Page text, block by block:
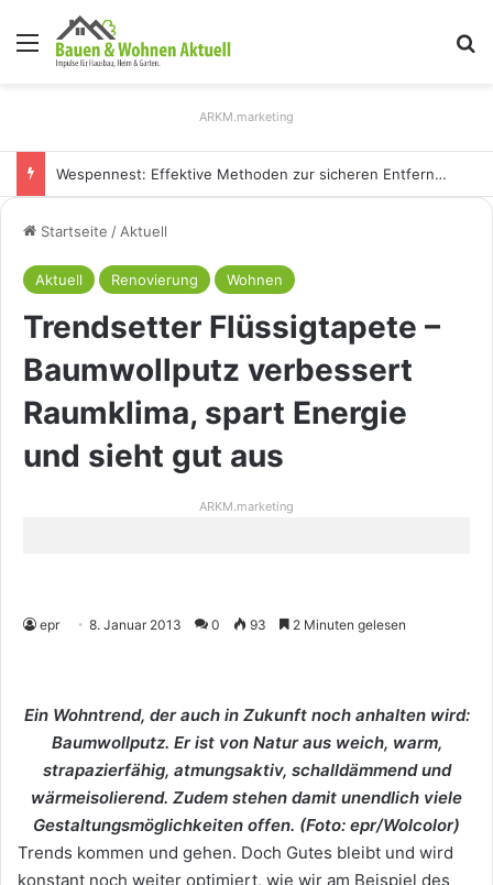
Menü
ARKM.marketing
Wespennest: Effektive Methoden zur sicheren Entfernung
Startseite / Aktuell
Aktuell Renovierung Wohnen
Trendsetter Flüssigtapete –
Baumwollputz verbessert
Raumklima, spart Energie
und sieht gut aus
ARKM.marketing
epr 8. Januar 2013 0 93 2 Minuten gelesen
Ein Wohntrend, der auch in Zukunft noch anhalten wird:
Baumwollputz. Er ist von Natur aus weich, warm,
strapazierfähig, atmungsaktiv, schalldämmend und
wärmeisolierend. Zudem stehen damit unendlich viele
Gestaltungsmöglichkeiten offen. (Foto: epr/Wolcolor)
Trends kommen und gehen. Doch Gutes bleibt und wird
konstant noch weiter optimiert, wie wir am Beispiel des